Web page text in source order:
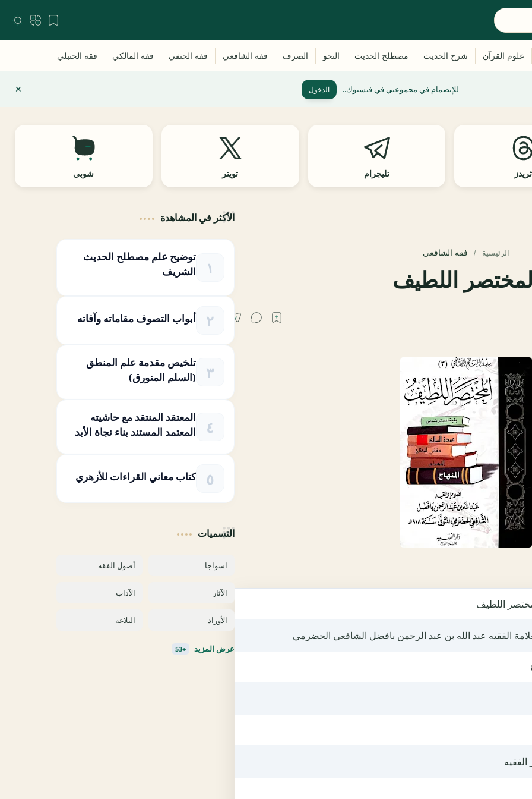
للإنضمام في مجموعتي في فيسبوك.. الدخول
ثريدز تليجرام تويتر شوبي
الرئيسية فقه الشافعي
اللطيف
اللطيف
الفقيه عبد الله بن عبد الرحمن بافضل الشافعي الحضرمي
الفقيه
الأكثر في المشاهدة
توضيح علم مصطلح الحديث
الشريف
أبواب التصوف مقاماته وآفاته
تلخيص مقدمة علم المنطق
(السلم المنورق)
المعتقد المنتقد مع حاشيته
المعتمد المستند بناء نجاة الأبد
كتاب معاني القراءات للأزهري
التسميات